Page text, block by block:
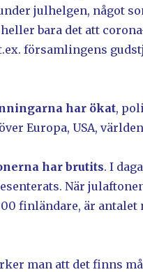
julhelgen, något
bara det att
församlingens
har ökat,
Europa, USA,
har brutits. I
När
finländare, är antalet
man att det finns